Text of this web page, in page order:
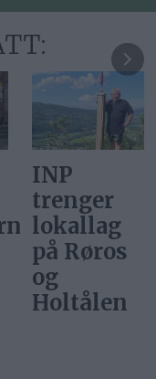
Gi alle
barn en
rettferdig
start